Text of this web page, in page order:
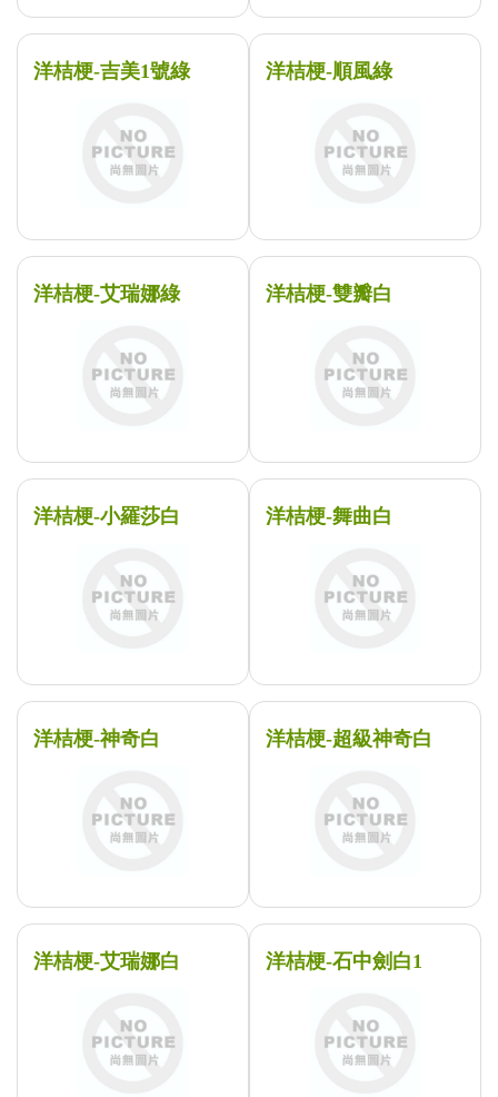
洋桔梗-吉美1號綠 洋桔梗-順風綠
洋桔梗-艾瑞娜綠 洋桔梗-雙瓣白
洋桔梗-小羅莎白 洋桔梗-舞曲白
洋桔梗-神奇白 洋桔梗-超級神奇白
洋桔梗-艾瑞娜白 洋桔梗-石中劍白1